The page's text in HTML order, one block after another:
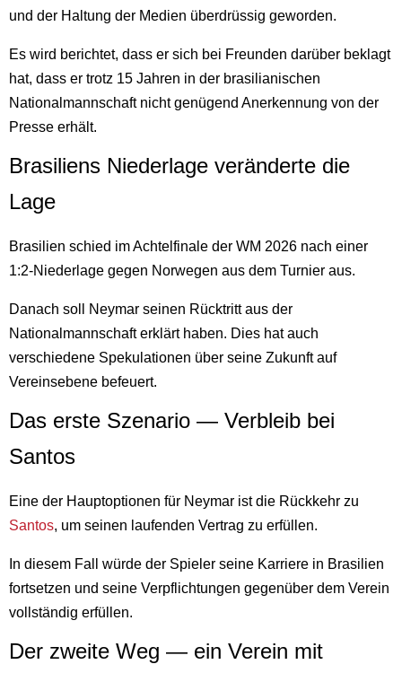
und der Haltung der Medien überdrüssig geworden.
Es wird berichtet, dass er sich bei Freunden darüber beklagt
hat, dass er trotz 15 Jahren in der brasilianischen
Nationalmannschaft nicht genügend Anerkennung von der
Presse erhält.
Brasiliens Niederlage veränderte die
Lage
Brasilien schied im Achtelfinale der WM 2026 nach einer
1:2-Niederlage gegen Norwegen aus dem Turnier aus.
Danach soll Neymar seinen Rücktritt aus der
Nationalmannschaft erklärt haben. Dies hat auch
verschiedene Spekulationen über seine Zukunft auf
Vereinsebene befeuert.
Das erste Szenario — Verbleib bei
Santos
Eine der Hauptoptionen für Neymar ist die Rückkehr zu
Santos, um seinen laufenden Vertrag zu erfüllen.
In diesem Fall würde der Spieler seine Karriere in Brasilien
fortsetzen und seine Verpflichtungen gegenüber dem Verein
vollständig erfüllen.
Der zweite Weg — ein Verein mit